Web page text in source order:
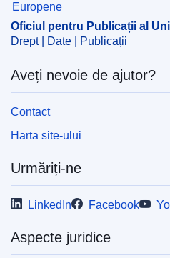
Oficiul pentru Publicații al
Drept | Date | Publicații
Aveți nevoie de ajutor?
Contact
Harta site-ului
Urmăriți-ne
LinkedIn Facebook
Aspecte juridice